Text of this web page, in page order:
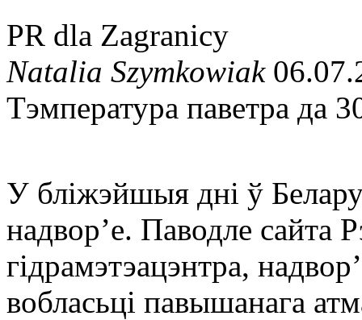
PR dla Zagranicy
Natalia Szymkowiak
Тэмпература паветра да
У бліжэйшыя дні ў
надвор’е. Паводле сайта
гідрамэтэацэнтра,
вобласьці павышанага